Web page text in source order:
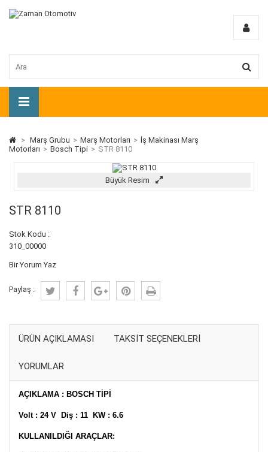
> Marş Grubu > Marş Motorları > İş Makinası Marş
Motorları > Bosch Tipi > STR 8110
Büyük Resim
STR 8110
Stok Kodu :
310_00000
Bir Yorum Yaz
Paylaş :
ÜRÜN AÇIKLAMASI TAKSIT SEÇENEKLERI
YORUMLAR
AÇIKLAMA : BOSCH TİPİ
Volt : 24 V Diş : 11 KW : 6.6
KULLANILDIĞI ARAÇLAR: